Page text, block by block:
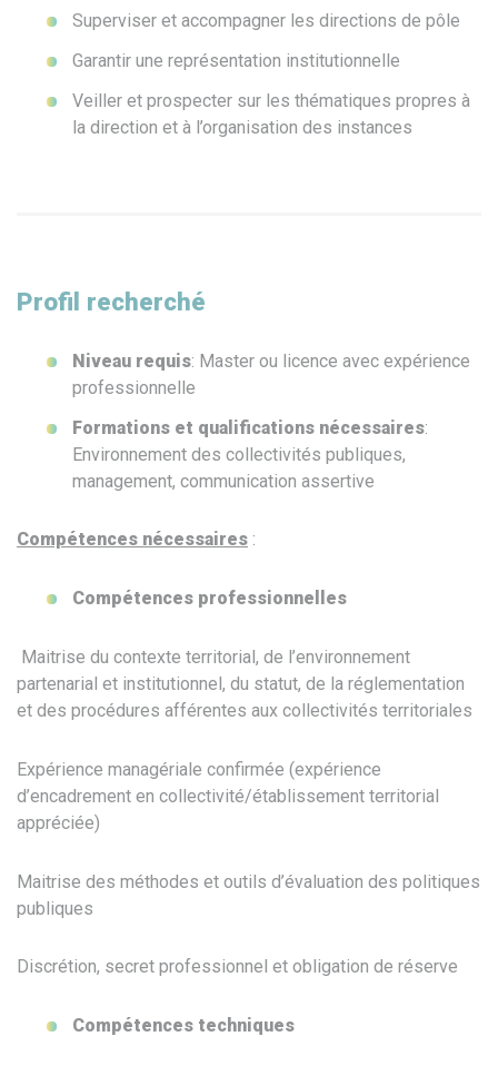
Superviser et accompagner les directions de pôle
Garantir une représentation institutionnelle
Veiller et prospecter sur les thématiques propres à
la direction et à l’organisation des instances
Profil recherché
Niveau requis: Master ou licence avec expérience
professionnelle
Formations et qualifications nécessaires:
Environnement des collectivités publiques,
management, communication assertive
Compétences nécessaires :
Compétences professionnelles
Maitrise du contexte territorial, de l’environnement
partenarial et institutionnel, du statut, de la réglementation
et des procédures afférentes aux collectivités territoriales
Expérience managériale confirmée (expérience
d’encadrement en collectivité/établissement territorial
appréciée)
Maitrise des méthodes et outils d’évaluation des politiques
publiques
Discrétion, secret professionnel et obligation de réserve
Compétences techniques